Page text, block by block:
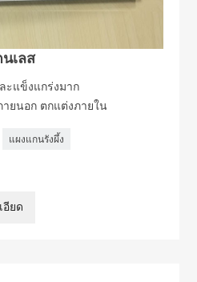
เลส
ะแข็งแกร่งมาก
ยนอก ตกแต่งภายใน
แผงแกนรังผึ้ง
อียด